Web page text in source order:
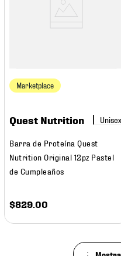
Marketplace
Quest Nutrition
Barra de Proteína Quest
Nutrition Original 12pz Pastel
de Cumpleaños
$829 .00